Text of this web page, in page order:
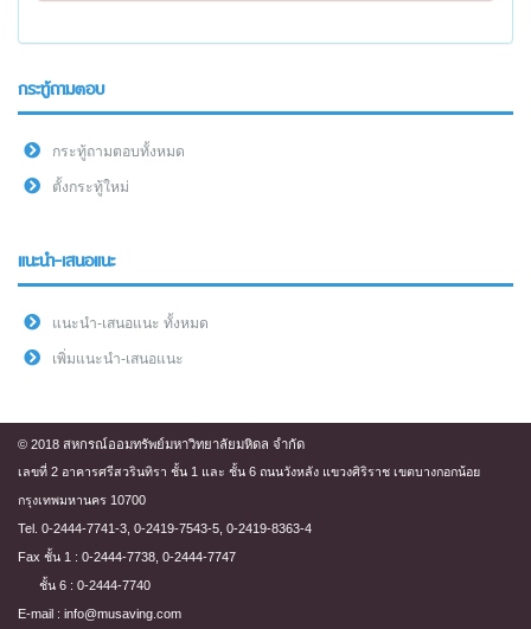
กระทู้ถามตอบ
กระทู้ถามตอบทั้งหมด
ตั้งกระทู้ใหม่
แนะนำ-เสนอแนะ
แนะนำ-เสนอแนะ ทั้งหมด
เพิ่มแนะนำ-เสนอแนะ
© 2018 สหกรณ์ออมทรัพย์มหาวิทยาลัยมหิดล จำกัด
เลขที่ 2 อาคารศรีสวรินทิรา ชั้น 1 และ ชั้น 6 ถนนวังหลัง แขวงศิริราช เขตบางกอกน้อย
กรุงเทพมหานคร 10700
Tel. 0-2444-7741-3, 0-2419-7543-5, 0-2419-8363-4
Fax ชั้น 1 : 0-2444-7738, 0-2444-7747
ชั้น 6 : 0-2444-7740
E-mail : info@musaving.com